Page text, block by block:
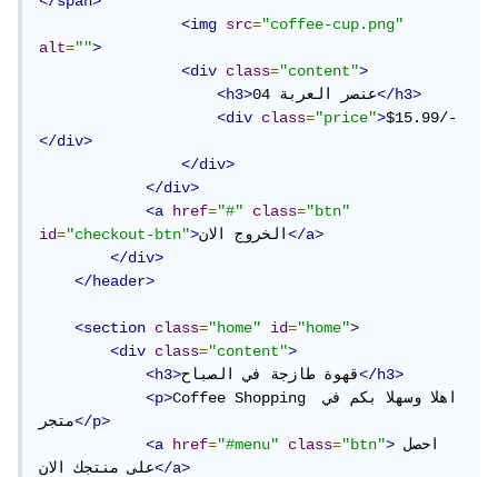
<img
src="coffee-cup.png"
alt="">
<div
class="content">
<h3>
عنصر العربة 04</h3>
<div
class="price">$15.99/-
</div>
</div>
</div>
<a
href="#" class="btn"
id="checkout-btn">الخروج الان</a>
</div>
</header>
<section class="home" id="home">
<div
class="content">
<h3>قهوة طازجة في الصباح</h3>
<p>Coffee Shopping اهلا وسهلا بكم في
متجر</p>
<a
href="#menu" class="btn"> احصل
على منتجك الان</a>